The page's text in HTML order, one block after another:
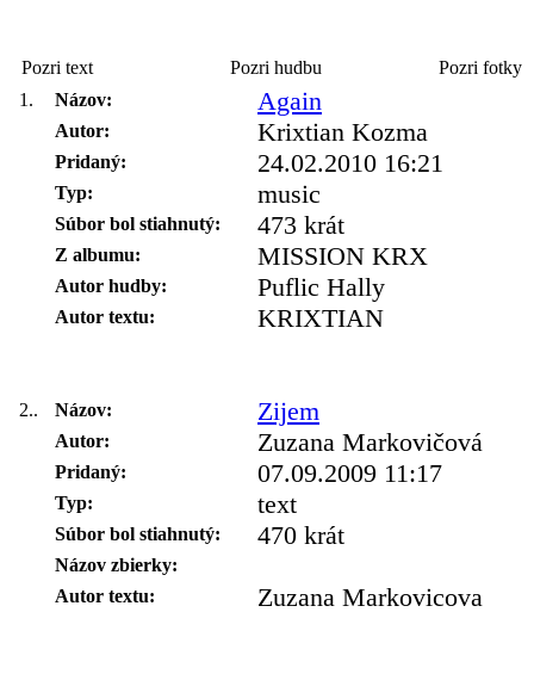
Pozri text Pozri hudbu
Pozri fotky
1.
Názov: Again
Autor: Krixtian Kozma
Pridaný: 24.02.2010 16:21
Typ: music
Súbor bol stiahnutý: 473 krát
Z albumu: MISSION KRX
Autor hudby: Puflic Hally
Autor textu: KRIXTIAN
2.. Názov: Zijem
Autor: Zuzana Markovičová
Pridaný: 07.09.2009 11:17
Typ: text
Súbor bol stiahnutý: 470 krát
Názov zbierky:
Autor textu:
Zuzana Markovicova